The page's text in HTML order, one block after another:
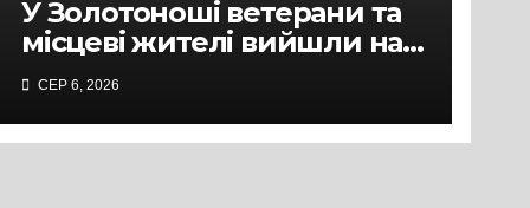
У Золотоноші ветерани та
місцеві жителі вийшли на
протест до стін
підприємства ТОВ «Омега
Три», що займається
СЕР 6, 2026